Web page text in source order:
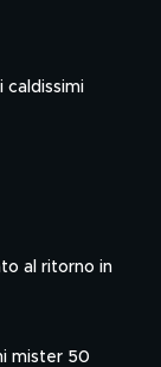
caldissimi
al ritorno in
mister 50